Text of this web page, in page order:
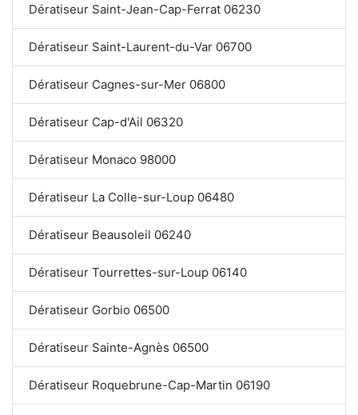
Dératiseur Saint-Jean-Cap-Ferrat 06230
Dératiseur Saint-Laurent-du-Var 06700
Dératiseur Cagnes-sur-Mer 06800
Dératiseur Cap-d'Ail 06320
Dératiseur Monaco 98000
Dératiseur La Colle-sur-Loup 06480
Dératiseur Beausoleil 06240
Dératiseur Tourrettes-sur-Loup 06140
Dératiseur Gorbio 06500
Dératiseur Sainte-Agnès 06500
Dératiseur Roquebrune-Cap-Martin 06190